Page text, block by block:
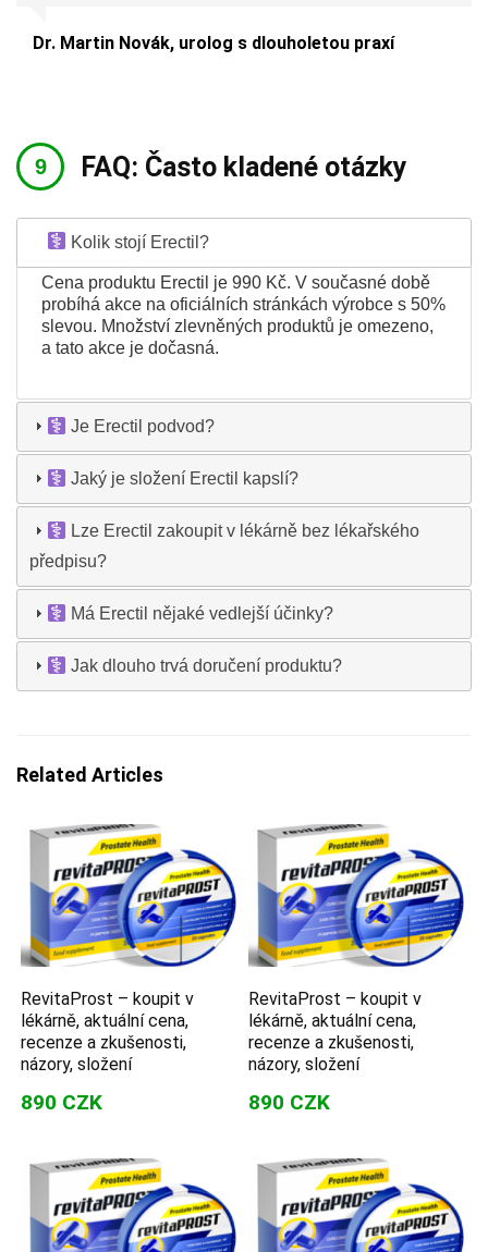
Dr. Martin Novák, urolog s dlouholetou praxí
FAQ: Často kladené otázky
Kolik stojí Erectil?
Cena produktu Erectil je 990 Kč. V současné době
probíhá akce na oficiálních stránkách výrobce s 50%
slevou. Množství zlevněných produktů je omezeno,
a tato akce je dočasná.
Je Erectil podvod?
Jaký je složení Erectil kapslí?
Lze Erectil zakoupit v lékárně bez lékařského
předpisu?
Má Erectil nějaké vedlejší účinky?
Jak dlouho trvá doručení produktu?
Related Articles
RevitaProst – koupit v
lékárně, aktuální cena,
recenze a zkušenosti,
názory, složení
890 CZK
RevitaProst – koupit v
lékárně, aktuální cena,
recenze a zkušenosti,
názory, složení
890 CZK